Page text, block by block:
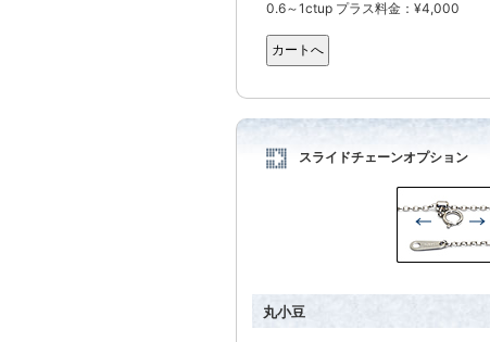
0.6～1ctup プラス料金：¥4,000
スライドチェーンオプション
丸小豆